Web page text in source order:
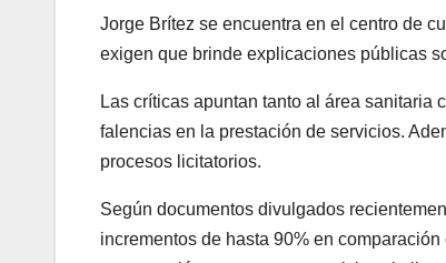
Jorge Brítez se encuentra en el centro de
exigen que brinde explicaciones públicas
Las críticas apuntan tanto al área
falencias en la prestación de servicios.
procesos licitatorios.
Según documentos divulgados
incrementos de hasta 90% en